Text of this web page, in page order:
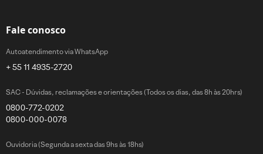
Fale conosco
Autoatendimento via WhatsApp
+ 55 11 4935-2720
SAC - Dúvidas, reclamações e orientações (Todos os dias, das 8h às 20hrs)
0800-772-0202
0800-000-0078
Ouvidoria (Segunda a sexta das 9hs às 18hs)